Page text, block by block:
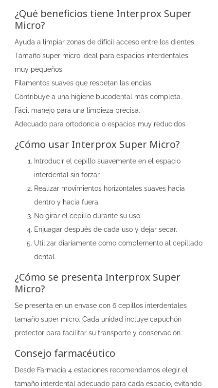
¿Qué beneficios tiene Interprox Super
Micro?
Ayuda a limpiar zonas de difícil acceso entre los dientes.
Tamaño super micro ideal para espacios interdentales
muy pequeños.
Filamentos suaves que respetan las encías.
Contribuye a una higiene bucodental más completa.
Fácil manejo para una limpieza precisa.
Adecuado para ortodoncia o espacios muy reducidos.
¿Cómo usar Interprox Super Micro?
Introducir el cepillo suavemente en el espacio
interdental sin forzar.
Realizar movimientos horizontales suaves hacia
dentro y hacia fuera.
No girar el cepillo durante su uso.
Enjuagar después de cada uso y dejar secar.
Utilizar diariamente como complemento al cepillado
dental.
¿Cómo se presenta Interprox Super
Micro?
Se presenta en un envase con 6 cepillos interdentales
tamaño super micro. Cada unidad incluye capuchón
protector para facilitar su transporte y conservación.
Consejo farmacéutico
Desde Farmacia 4 estaciones recomendamos elegir el
tamaño interdental adecuado para cada espacio, evitando